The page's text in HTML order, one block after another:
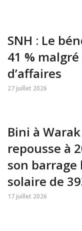
SNH : Le
41 %
d’affaires
27 juillet 2026
Bini à
repousse à
son
solaire de
17 juillet 2026